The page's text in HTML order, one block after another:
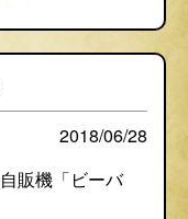
2018/06/28
販機「ビーバ